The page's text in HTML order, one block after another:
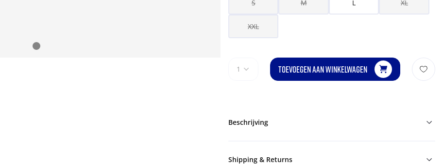
S M L XL
XXL
1 TOEVOEGEN AAN WINKELWAGEN
Beschrijving
Shipping & Returns